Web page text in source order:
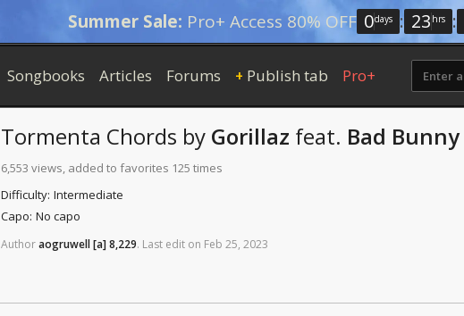
Summer Sale: Pro+ Access 80% OFF 0days : 23 hrs :
Songbooks Articles Forums + Publish tab Pro+
Tormenta Chords by Gorillaz feat. Bad Bunny
6,553 views, added to favorites 125 times
Difficulty: Intermediate
Capo: No capo
Authoraogruwell[a]8,229. Last edit on Feb 25, 2023